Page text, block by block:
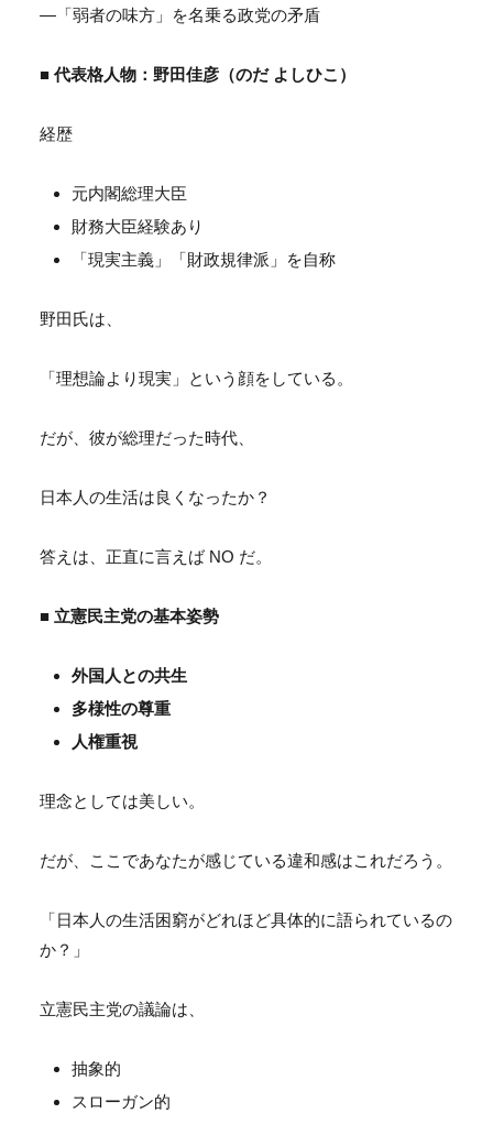
―「弱者の味方」を名乗る政党の矛盾
■ 代表格人物：野田佳彦（のだ よしひこ）
経歴
元内閣総理大臣
財務大臣経験あり
「現実主義」「財政規律派」を自称
野田氏は、
「理想論より現実」という顔をしている。
だが、彼が総理だった時代、
日本人の生活は良くなったか？
答えは、正直に言えば NO だ。
■ 立憲民主党の基本姿勢
外国人との共生
多様性の尊重
人権重視
理念としては美しい。
だが、ここであなたが感じている違和感はこれだろう。
「日本人の生活困窮がどれほど具体的に語られているの
か？」
立憲民主党の議論は、
抽象的
スローガン的